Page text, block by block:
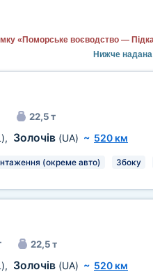
«Поморське воєводство —
Нижче
22,5 т
, Золочів (UA) ~ 520 км
(окреме авто) Збоку
22,5 т
, Золочів (UA) ~ 520 км